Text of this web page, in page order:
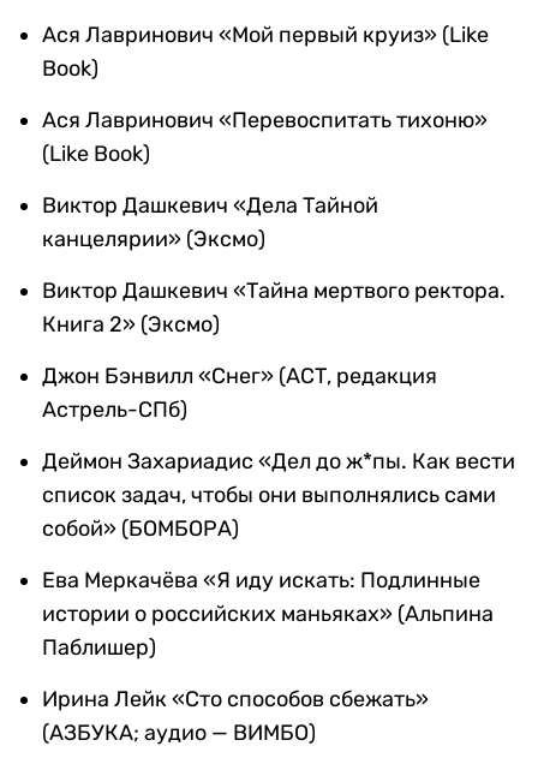
Ася Лавринович «Мой первый круиз» (Like
Book)
Ася Лавринович «Перевоспитать тихоню»
(Like Book)
Виктор Дашкевич «Дела Тайной
канцелярии» (Эксмо)
Виктор Дашкевич «Тайна мертвого ректора.
Книга 2» (Эксмо)
Джон Бэнвилл «Снег» (АСТ, редакция
Астрель-СПб)
Деймон Захариадис «Дел до ж*пы. Как вести
список задач, чтобы они выполнялись сами
собой» (БОМБОРА)
Ева Меркачёва «Я иду искать: Подлинные
истории о российских маньяках» (Альпина
Паблишер)
Ирина Лейк «Сто способов сбежать»
(АЗБУКА; аудио — ВИМБО)